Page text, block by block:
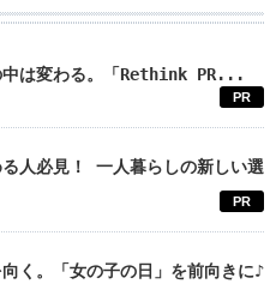
中は変わる。「Rethink PR...
PR
人必見！ 一人暮らしの新しい選
PR
く。「女の子の日」を前向きに♪